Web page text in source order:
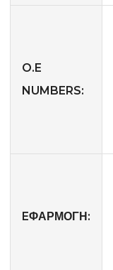
O.E
NUMBERS:
EΦΑΡΜΟΓΗ: